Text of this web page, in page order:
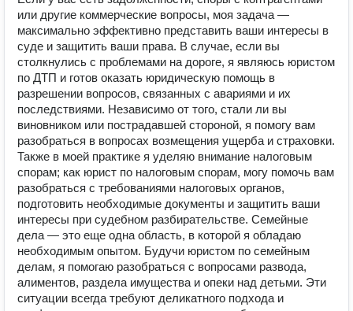
или другие коммерческие вопросы, моя задача —
максимально эффективно представить ваши интересы в
суде и защитить ваши права. В случае, если вы
столкнулись с проблемами на дороге, я являюсь юристом
по ДТП и готов оказать юридическую помощь в
разрешении вопросов, связанных с авариями и их
последствиями. Независимо от того, стали ли вы
виновником или пострадавшей стороной, я помогу вам
разобраться в вопросах возмещения ущерба и страховки.
Также в моей практике я уделяю внимание налоговым
спорам; как юрист по налоговым спорам, могу помочь вам
разобраться с требованиями налоговых органов,
подготовить необходимые документы и защитить ваши
интересы при судебном разбирательстве. Семейные
дела — это еще одна область, в которой я обладаю
необходимым опытом. Будучи юристом по семейным
делам, я помогаю разобраться с вопросами развода,
алиментов, раздела имущества и опеки над детьми. Эти
ситуации всегда требуют деликатного подхода и